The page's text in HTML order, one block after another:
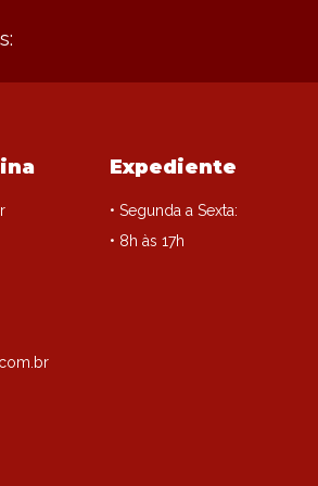
Expediente
• Segunda a Sexta:
• 8h às 17h